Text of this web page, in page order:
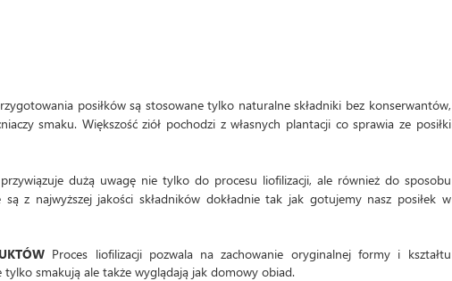
posiłków są stosowane tylko naturalne składniki bez konserwantów,
smaku. Większość ziół pochodzi z własnych plantacji co sprawia ze posiłki
dużą uwagę nie tylko do procesu liofilizacji, ale również do sposobu
z najwyższej jakości składników dokładnie tak jak gotujemy nasz posiłek w
Proces liofilizacji pozwala na zachowanie oryginalnej formy i kształtu
tylko smakują ale także wyglądają jak domowy obiad.